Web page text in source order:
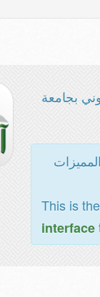
بجامعة
This is
interface